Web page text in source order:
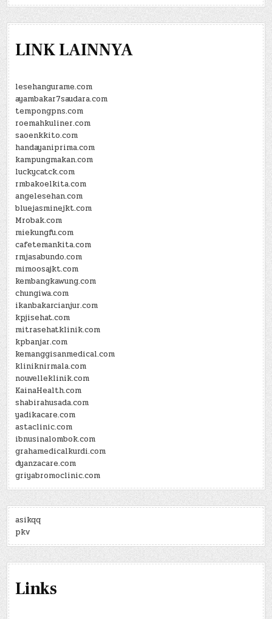
LINK LAINNYA
lesehangurame.com
ayambakar7saudara.com
tempongpns.com
roemahkuliner.com
saoenkkito.com
handayaniprima.com
kampungmakan.com
luckycatck.com
rmbakoelkita.com
angelesehan.com
bluejasminejkt.com
Mrobak.com
miekungfu.com
cafetemankita.com
rmjasabundo.com
mimoosajkt.com
kembangkawung.com
chungiwa.com
ikanbakarcianjur.com
kpjisehat.com
mitrasehatklinik.com
kpbanjar.com
kemanggisanmedical.com
kliniknirmala.com
nouvelleklinik.com
KainaHealth.com
shabirahusada.com
yadikacare.com
astaclinic.com
ibnusinalombok.com
grahamedicalkurdi.com
dyanzacare.com
griyabromoclinic.com
asikqq
pkv
Links